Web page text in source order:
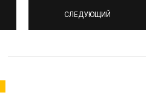
СЛЕДУЮЩИЙ